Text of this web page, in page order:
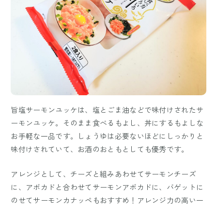
旨塩サーモンユッケは、塩とごま油などで味付けされたサ
ーモンユッケ。そのまま食べるもよし、丼にするもよしな
お手軽な一品です。しょうゆは必要ないほどにしっかりと
味付けされていて、お酒のおともとしても優秀です。
アレンジとして、チーズと組みあわせてサーモンチーズ
に、アボカドと合わせてサーモンアボカドに、バゲットに
のせてサーモンカナッペもおすすめ！アレンジ力の高い一